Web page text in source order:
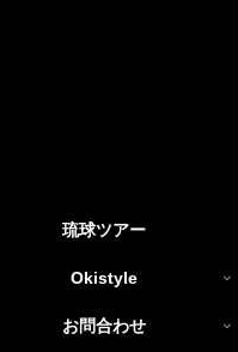
琉球ツアー
Okistyle
お問合わせ